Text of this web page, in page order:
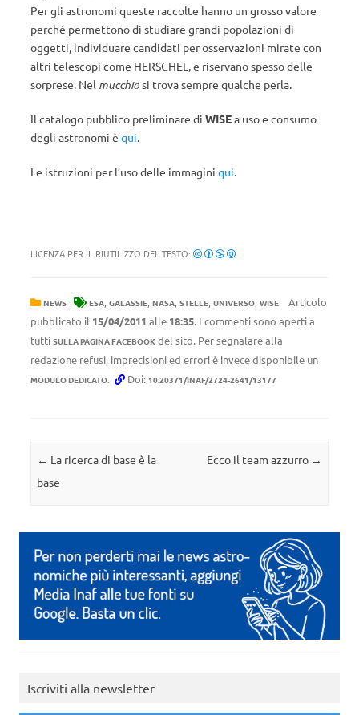
Per gli astronomi queste raccolte hanno un grosso valore
perché permettono di studiare grandi popolazioni di
oggetti, individuare candidati per osservazioni mirate con
altri telescopi come HERSCHEL, e riservano spesso delle
sorprese. Nel mucchiosi trova sempre qualche perla.
Il catalogo pubblico preliminare di WISEa uso e consumo
degli astronomi è qui.
Le istruzioni per l’uso delle immagini qui.
LICENZA PER IL RIUTILIZZO DEL TESTO:
NEWS ESA, GALASSIE, NASA, STELLE, UNIVERSO, WISE
Articolo
pubblicato il 15/04/2011 alle 18:35. I commenti sono aperti a
tutti SULLA PAGINA FACEBOOK del sito. Per segnalare alla
redazione refusi, imprecisioni ed errori è invece disponibile un
MODULO DEDICATO. Doi: 10.20371/INAF/2724-2641/13177
Navigazione articolo
← La ricerca di base è la
base
Ecco il team azzurro →
Iscriviti alla newsletter